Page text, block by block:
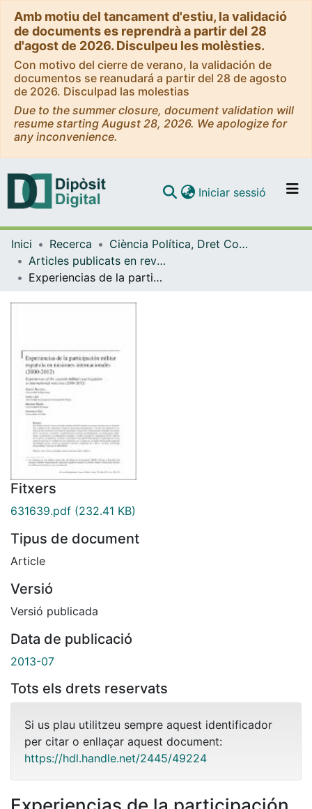
Amb motiu del tancament d'estiu, la validació
de documents es reprendrà a partir del 28
d'agost de 2026. Disculpeu les molèsties.
Con motivo del cierre de verano, la validación de
documentos se reanudará a partir del 28 de agosto
de 2026. Disculpad las molestias
Due to the summer closure, document validation will
resume starting August 28, 2026. We apologize for
any inconvenience.
Navega per tot el DD
Com publicar
Iniciar sessió (current)
Inici Recerca
Ciència Política, Dret Constitucional i Filosofia del Dret
Articles publicats en revistes (Ciència Política, Dret Constitucional i Filosofia del Dret)
Experiencias de la participación militar española en misiones internacionales (2000-2012)
Fitxers
631639.pdf (232.41 KB)
Tipus de document
Article
Versió
Versió publicada
Data de publicació
2013-07
Tots els drets reservats
Si us plau utilitzeu sempre aquest identificador
per citar o enllaçar aquest document:
https://hdl.handle.net/2445/49224